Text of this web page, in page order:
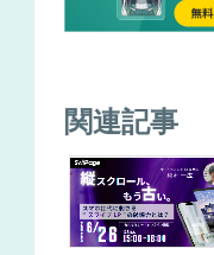
関連記事